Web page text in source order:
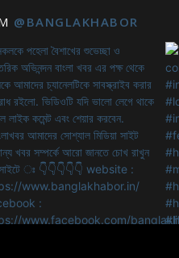
@BANGLAKHABOR